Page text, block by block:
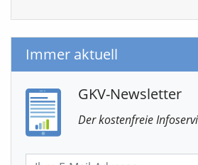
Immer aktuell
GKV-Newsletter
Der kostenfreie